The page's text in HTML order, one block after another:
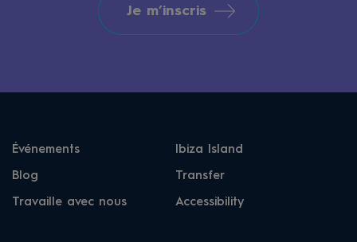
Je m’inscris
Événements Ibiza Island
Blog Transfer
Travaille avec nous Accessibility